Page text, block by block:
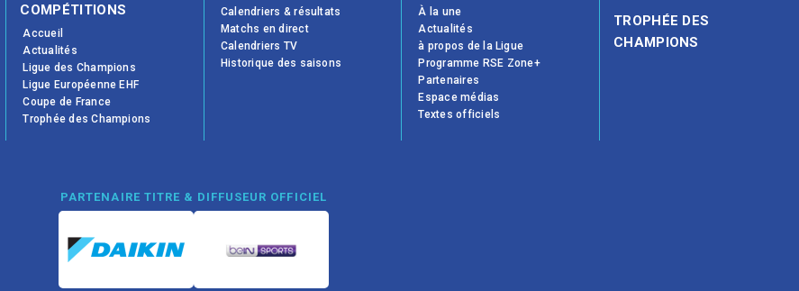
COMPÉTITIONS
Accueil
Actualités
Ligue des Champions
Ligue Européenne EHF
Coupe de France
Trophée des Champions
Calendriers & résultats
Matchs en direct
Calendriers TV
Historique des saisons
À la une
Actualités
à propos de la Ligue
Programme RSE Zone+
Partenaires
Espace médias
Textes officiels
TROPHÉE DES
CHAMPIONS
PARTENAIRE TITRE & DIFFUSEUR OFFICIEL